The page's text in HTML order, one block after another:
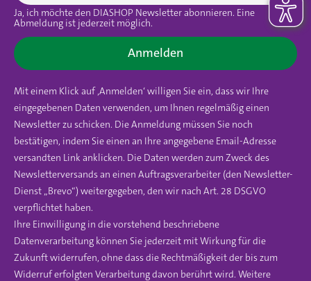
Ja, ich möchte den DIASHOP Newsletter abonnieren. Eine
Abmeldung ist jederzeit möglich.
Anmelden
Mit einem Klick auf ‚Anmelden‘ willigen Sie ein, dass wir Ihre
eingegebenen Daten verwenden, um Ihnen regelmäßig einen
Newsletter zu schicken. Die Anmeldung müssen Sie noch
bestätigen, indem Sie einen an Ihre angegebene Email-Adresse
versandten Link anklicken. Die Daten werden zum Zweck des
Newsletterversands an einen Auftragsverarbeiter (den Newsletter-
Dienst „Brevo“) weitergegeben, den wir nach Art. 28 DSGVO
verpflichtet haben.
Ihre Einwilligung in die vorstehend beschriebene
Datenverarbeitung können Sie jederzeit mit Wirkung für die
Zukunft widerrufen, ohne dass die Rechtmäßigkeit der bis zum
Widerruf erfolgten Verarbeitung davon berührt wird. Weitere